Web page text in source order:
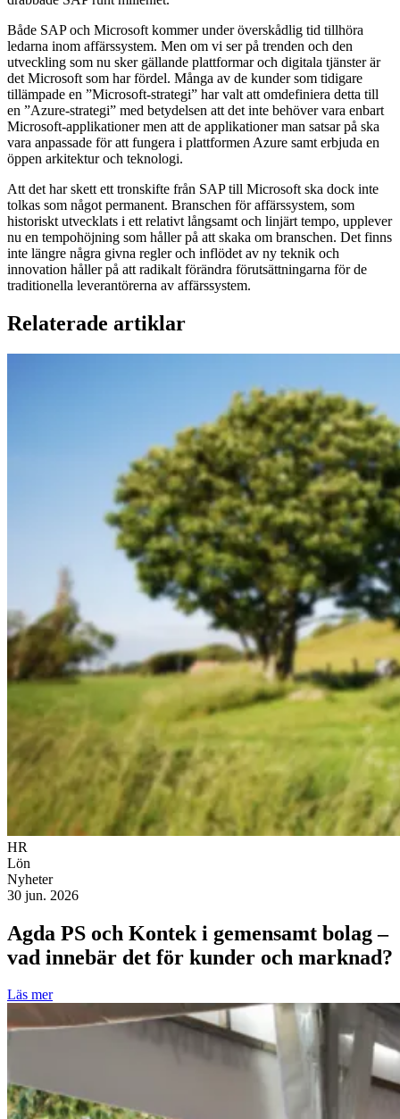
Både SAP och Microsoft kommer under överskådlig tid tillhöra
ledarna inom affärssystem. Men om vi ser på trenden och den
utveckling som nu sker gällande plattformar och digitala tjänster är
det Microsoft som har fördel. Många av de kunder som tidigare
tillämpade en ”Microsoft-strategi” har valt att omdefiniera detta till
en ”Azure-strategi” med betydelsen att det inte behöver vara enbart
Microsoft-applikationer men att de applikationer man satsar på ska
vara anpassade för att fungera i plattformen Azure samt erbjuda en
öppen arkitektur och teknologi.
Att det har skett ett tronskifte från SAP till Microsoft ska dock inte
tolkas som något permanent. Branschen för affärssystem, som
historiskt utvecklats i ett relativt långsamt och linjärt tempo, upplever
nu en tempohöjning som håller på att skaka om branschen. Det finns
inte längre några givna regler och inflödet av ny teknik och
innovation håller på att radikalt förändra förutsättningarna för de
traditionella leverantörerna av affärssystem.
Relaterade artiklar
HR
Lön
Nyheter
30 jun. 2026
Agda PS och Kontek i gemensamt bolag –
vad innebär det för kunder och marknad?
Läs mer